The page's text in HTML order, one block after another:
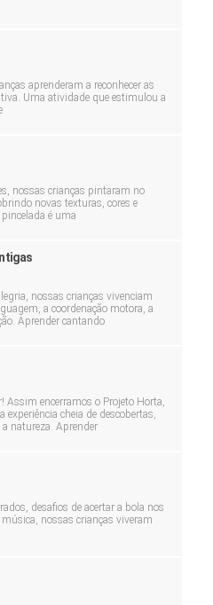
aprenderam a reconhecer as
Uma atividade que estimulou a
nossas crianças pintaram no
novas texturas, cores e
é uma
nossas crianças vivenciam
a coordenação motora, a
Aprender cantando
Assim encerramos o Projeto Horta,
cheia de descobertas,
natureza. Aprender
desafios de acertar a bola nos
nossas crianças viveram